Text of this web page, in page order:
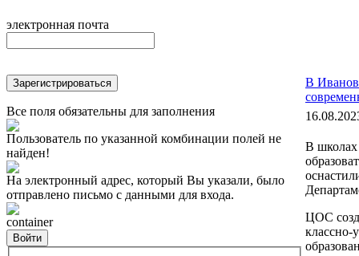
электронная почта
Зарегистрироваться
Все поля обязательны для заполнения
Пользователь по указанной комбинации полей не
найден!
На электронный адрес, который Вы указали, было
отправлено письмо с данными для входа.
container
Войти
В
В школах
ЦОС
классно-